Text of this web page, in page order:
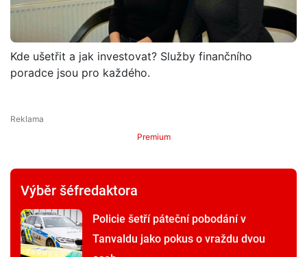
Kde ušetřit a jak investovat? Služby finančního
poradce jsou pro každého.
Premium
Výběr šéfredaktora
Policie šetří páteční pobodání v
Tanvaldu jako pokus o vraždu dvou